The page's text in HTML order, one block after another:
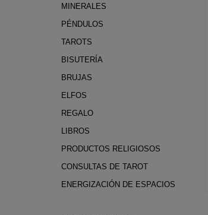
MINERALES
PÉNDULOS
TAROTS
BISUTERÍA
BRUJAS
ELFOS
REGALO
LIBROS
PRODUCTOS RELIGIOSOS
CONSULTAS DE TAROT
ENERGIZACIÓN DE ESPACIOS